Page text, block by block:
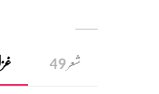
ہیں اور نقصان اٹھاتے
شعر49